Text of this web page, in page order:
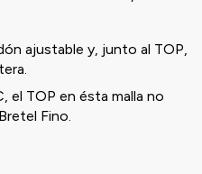
ajustable y, junto al TOP,
el TOP en ésta malla no
Fino.